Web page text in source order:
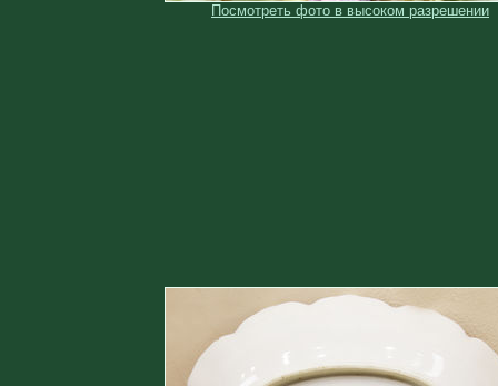
Посмотреть фото в высоком разрешении